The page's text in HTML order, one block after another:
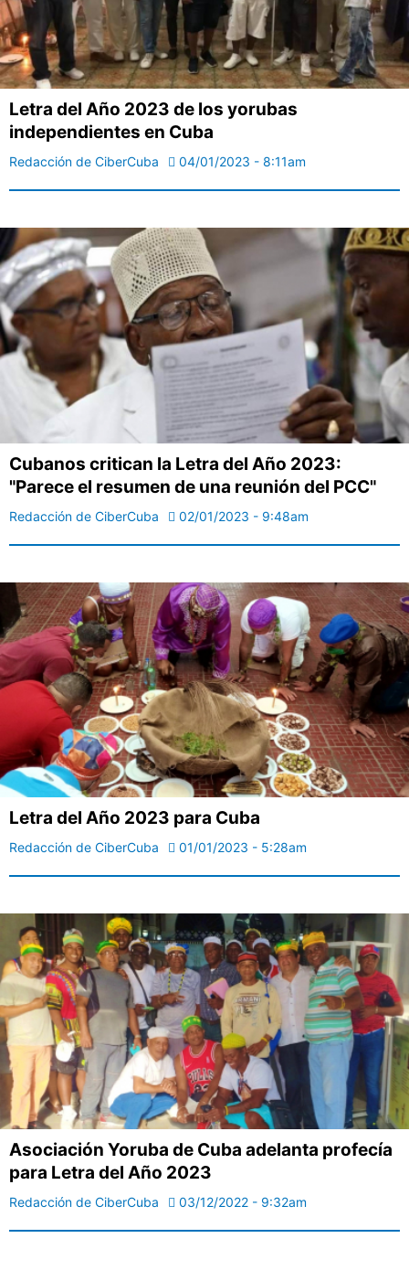
Letra del Año 2023 de los yorubas
independientes en Cuba
Redacción de CiberCuba 04/01/2023 - 8:11am
Cubanos critican la Letra del Año 2023:
"Parece el resumen de una reunión del PCC"
Redacción de CiberCuba 02/01/2023 - 9:48am
Letra del Año 2023 para Cuba
Redacción de CiberCuba 01/01/2023 - 5:28am
Asociación Yoruba de Cuba adelanta profecía
para Letra del Año 2023
Redacción de CiberCuba 03/12/2022 - 9:32am